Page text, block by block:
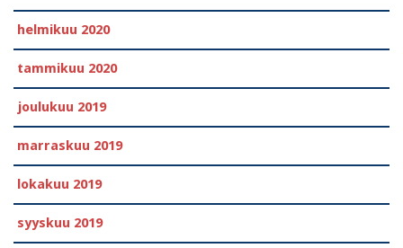
helmikuu 2020
tammikuu 2020
joulukuu 2019
marraskuu 2019
lokakuu 2019
syyskuu 2019